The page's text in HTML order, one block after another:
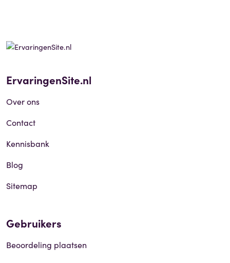
ErvaringenSite.nl
Over ons
Contact
Kennisbank
Blog
Sitemap
Gebruikers
Beoordeling plaatsen